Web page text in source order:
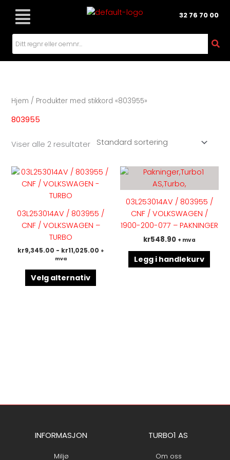
innholdet
32 76 70 00
Hjem / Produkter med stikkord «803955»
803955
Viser alle 2 resultater
03L253014AV / 803955 /
CNF / VOLKSWAGEN –
TURBO
kr9,345.00 - kr11,025.00 +
mva
Velg alternativ
Dette
produktet
flere
varianter.
Alternativene
velges
03L253014AV / 803955 /
CNF / VOLKSWAGEN /
1900-200-077 – PAKNINGER
kr548.90 + mva
Legg i handlekurv
INFORMASJON
Miljø
TURBO1 AS
Om oss